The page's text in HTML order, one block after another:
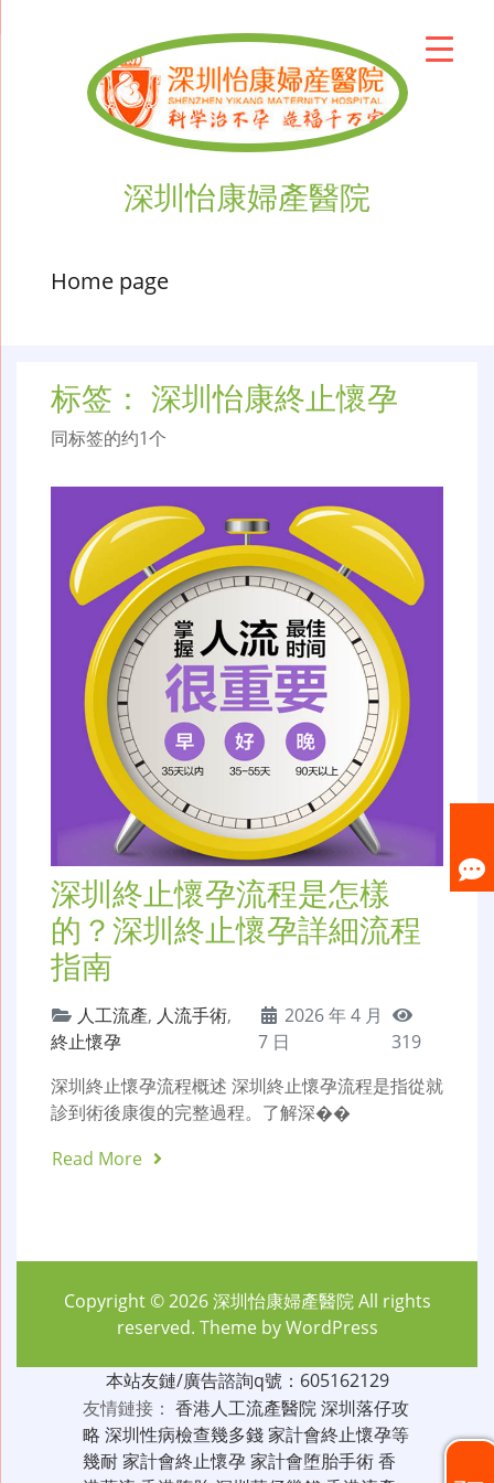
深圳怡康婦產醫院
Home page
标签： 深圳怡康終止懷孕
同标签的约1个
深圳終止懷孕流程是怎樣
的？深圳終止懷孕詳細流程
指南
人工流產, 人流手術,
終止懷孕
2026 年 4 月
7 日
319
深圳終止懷孕流程概述 深圳終止懷孕流程是指從就
診到術後康復的完整過程。了解深��
Read More
Copyright © 2026深圳怡康婦產醫院All rights
reserved. Theme byWordPress
本站友鏈/廣告諮詢q號：605162129
友情鏈接： 香港人工流產醫院深圳落仔攻
略 深圳性病檢查幾多錢家計會終止懷孕等
幾耐家計會終止懷孕家計會堕胎手術香